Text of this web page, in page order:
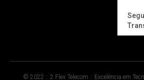
© 2022 :: 2 Flex Telecom :: Excelência em